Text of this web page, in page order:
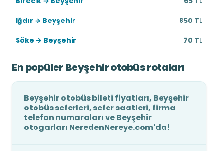
Iğdır → Beyşehir
850 TL
Söke → Beyşehir
70 TL
En popüler Beyşehir otobüs rotaları
Beyşehir otobüs bileti fiyatları, Beyşehir
otobüs seferleri, sefer saatleri, firma
telefon numaraları ve Beyşehir
otogarları NeredenNereye.com'da!